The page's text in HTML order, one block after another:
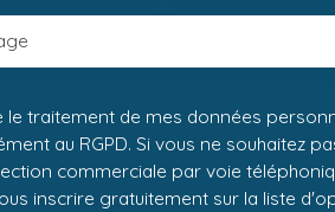
le traitement de mes données
au RGPD. Si vous ne souhaitez
commerciale par voie
inscrire gratuitement sur la liste